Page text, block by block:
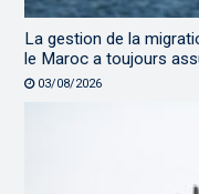
La gestion de la
le Maroc a toujours
03/08/2026